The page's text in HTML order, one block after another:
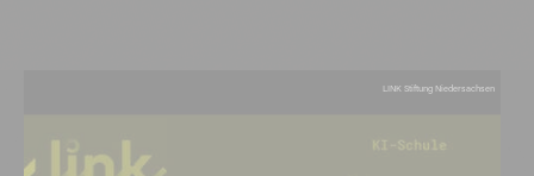
LINK Stiftung Niedersachsen